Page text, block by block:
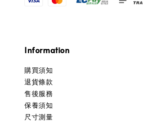
Information
購買須知
退貨條款
售後服務
保養須知
尺寸測量